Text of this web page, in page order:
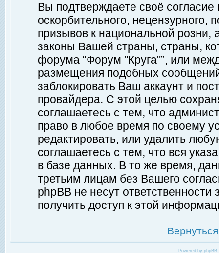
Вы подтверждаете своё
оскорбительного, нецензурного,
призывов к национальной
законы Вашей страны, страны,
форума “Форум "Круга"”, или
размещения подобных
заблокировать Ваш аккаунт и
провайдера. С этой целью
соглашаетесь с тем, что
право в любое время по своему
редактировать, или удалить
соглашаетесь с тем, что вся
в базе данных. В то же время,
третьим лицам без Вашего
phpBB не несут ответственности
получить доступ к этой
Powered by phpBB